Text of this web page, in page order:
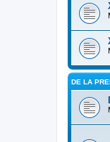
DE LA